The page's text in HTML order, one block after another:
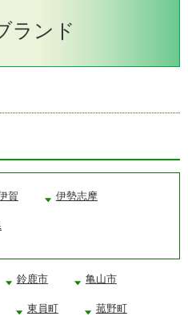
ランド
賀 伊勢志摩
鈴鹿市 亀山市
東員町 菰野町